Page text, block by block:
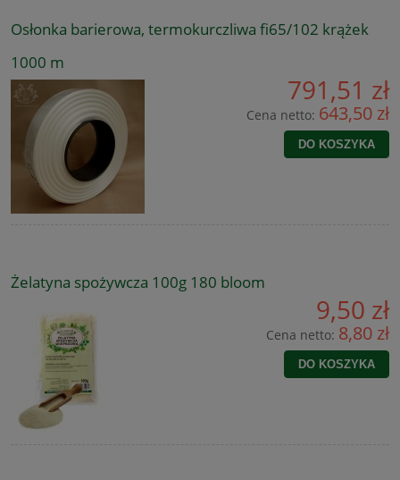
Osłonka barierowa, termokurczliwa fi65/102 krążek
1000 m
791,51 zł
Cena netto: 643,50 zł
DO KOSZYKA
Żelatyna spożywcza 100g 180 bloom
9,50 zł
Cena netto: 8,80 zł
DO KOSZYKA